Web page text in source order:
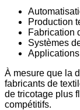
Production
Fabrication
Systèmes
À mesure que la
fabricants de
de tricotage plus
compétitifs.